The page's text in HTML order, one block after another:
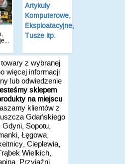
Artykuły
Komputerowe,
Eksploatacyjne,
Tusze itp.
z wybranej
więcej informacji
lub odwiedzenie
sklepem
na miejscu
klientów z
Gdańskiego
Sopotu,
Łęgowa,
Cieplewia,
Wielkich,
Przyjaźni,